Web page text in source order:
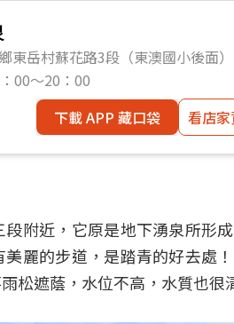
東岳村蘇花路3段（東澳國小後面）
00～20：00
下載 APP 藏口袋
看店
段附近，它原是地下湧泉所形
麗的步道，是踏青的好去處
松遮蔭，水位不高，水質也很